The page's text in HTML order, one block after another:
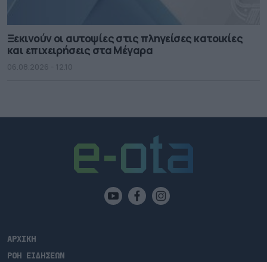
Ξεκινούν οι αυτοψίες στις πληγείσες κατοικίες
και επιχειρήσεις στα Μέγαρα
06.08.2026 - 12.10
ΑΡΧΙΚΗ
ΡΟΗ ΕΙΔΗΣΕΩΝ